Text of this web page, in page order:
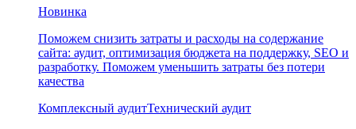
Новинка
Поможем снизить затраты и расходы на содержание
сайта: аудит, оптимизация бюджета на поддержку, SEO и
разработку. Поможем уменьшить затраты без потери
качества
Комплексный аудитТехнический аудит